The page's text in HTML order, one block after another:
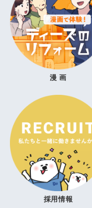
漫 画
採用情報